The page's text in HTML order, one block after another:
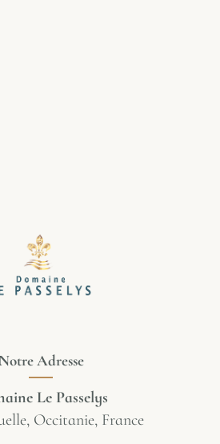
Adresse
Le Passelys
Occitanie, France